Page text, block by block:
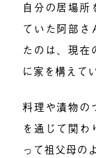
自分の居場所
ていた阿部さ
たのは、現在
に家を構えて
料理や漬物の
を通じて関わ
って祖父母の